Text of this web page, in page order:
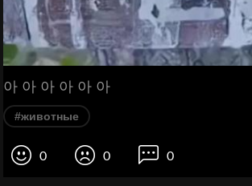
아 아 아 아 아 아
#животные
0 0 0